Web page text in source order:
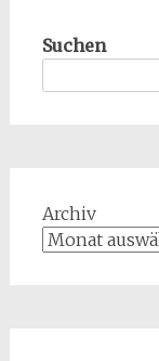
Suchen
Archiv